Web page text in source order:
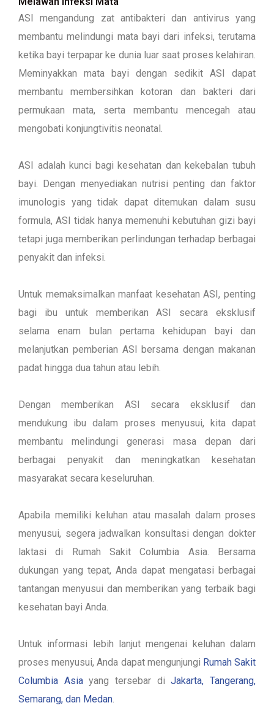
ASI mengandung zat antibakteri dan antivirus yang
membantu melindungi mata bayi dari infeksi, terutama
ketika bayi terpapar ke dunia luar saat proses kelahiran.
Meminyakkan mata bayi dengan sedikit ASI dapat
membantu membersihkan kotoran dan bakteri dari
permukaan mata, serta membantu mencegah atau
mengobati konjungtivitis neonatal.
ASI adalah kunci bagi kesehatan dan kekebalan tubuh
bayi. Dengan menyediakan nutrisi penting dan faktor
imunologis yang tidak dapat ditemukan dalam susu
formula, ASI tidak hanya memenuhi kebutuhan gizi bayi
tetapi juga memberikan perlindungan terhadap berbagai
penyakit dan infeksi.
Untuk memaksimalkan manfaat kesehatan ASI, penting
bagi ibu untuk memberikan ASI secara eksklusif
selama enam bulan pertama kehidupan bayi dan
melanjutkan pemberian ASI bersama dengan makanan
padat hingga dua tahun atau lebih.
Dengan memberikan ASI secara eksklusif dan
mendukung ibu dalam proses menyusui, kita dapat
membantu melindungi generasi masa depan dari
berbagai penyakit dan meningkatkan kesehatan
masyarakat secara keseluruhan.
Apabila memiliki keluhan atau masalah dalam proses
menyusui, segera jadwalkan konsultasi dengan dokter
laktasi di Rumah Sakit Columbia Asia. Bersama
dukungan yang tepat, Anda dapat mengatasi berbagai
tantangan menyusui dan memberikan yang terbaik bagi
kesehatan bayi Anda.
Untuk informasi lebih lanjut mengenai keluhan dalam
proses menyusui, Anda dapat mengunjungi Rumah Sakit
Columbia Asiayang tersebar diJakarta, Tangerang,
Semarang, dan Medan.